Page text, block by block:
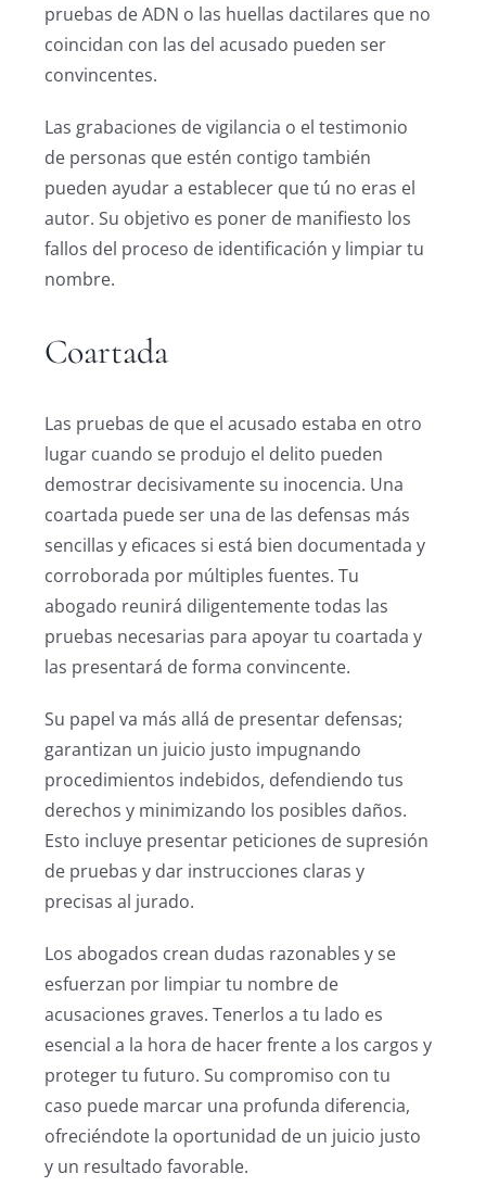
pruebas de ADN o las huellas dactilares que no
coincidan con las del acusado pueden ser
convincentes.
Las grabaciones de vigilancia o el testimonio
de personas que estén contigo también
pueden ayudar a establecer que tú no eras el
autor. Su objetivo es poner de manifiesto los
fallos del proceso de identificación y limpiar tu
nombre.
Coartada
Las pruebas de que el acusado estaba en otro
lugar cuando se produjo el delito pueden
demostrar decisivamente su inocencia. Una
coartada puede ser una de las defensas más
sencillas y eficaces si está bien documentada y
corroborada por múltiples fuentes. Tu
abogado reunirá diligentemente todas las
pruebas necesarias para apoyar tu coartada y
las presentará de forma convincente.
Su papel va más allá de presentar defensas;
garantizan un juicio justo impugnando
procedimientos indebidos, defendiendo tus
derechos y minimizando los posibles daños.
Esto incluye presentar peticiones de supresión
de pruebas y dar instrucciones claras y
precisas al jurado.
Los abogados crean dudas razonables y se
esfuerzan por limpiar tu nombre de
acusaciones graves. Tenerlos a tu lado es
esencial a la hora de hacer frente a los cargos y
proteger tu futuro. Su compromiso con tu
caso puede marcar una profunda diferencia,
ofreciéndote la oportunidad de un juicio justo
y un resultado favorable.